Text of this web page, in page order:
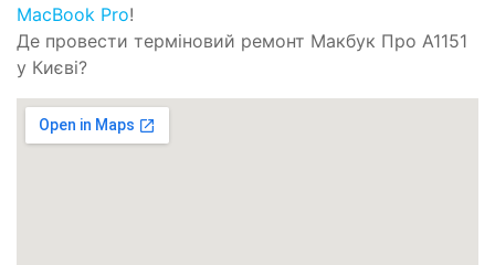
MacBook Pro!
Де провести терміновий ремонт Макбук Про A1151
у Києві?